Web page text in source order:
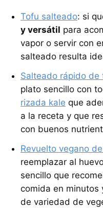
Tofu salteado: si
y versátil para
vapor o servir con
salteado resulta
Salteado rápido de
plato sencillo con
rizada kale que
a la receta y que
con buenos
Revuelto vegano
reemplazar al
sencillo que
comida en minutos
de variedad de